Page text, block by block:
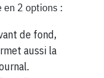
en 2 options :
de fond,
aussi la